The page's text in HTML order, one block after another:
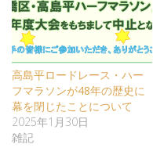
高島平ロードレース・ハー
フマラソンが48年の歴史に
幕を閉じたことについて
2025年1月30日
雑記